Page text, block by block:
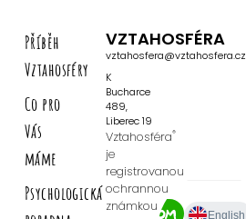
Příběh
Vztahosféry
Co pro
Vás
máme
Psychologická
VZTAHOSFÉRA
vztahosfera@vztahosfera.cz
K
Bucharce
489,
Liberec 19
Vztahosféra®
je
registrovanou
ochrannou
známkou